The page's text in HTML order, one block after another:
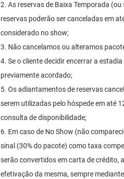
2. As reservas de Baixa Temporada
reservas poderão ser canceladas em
considerado no show;
3. Não cancelamos ou alteramos
4. Se o cliente decidir encerrar a
previamente acordado;
5. Os adiantamentos de reservas
serem utilizadas pelo hóspede em até
consulta de disponibilidade;
6. Em caso de No Show (não
sinal (30% do pacote) como taxa
serão convertidos em carta de crédito,
efetivação da mesma, sempre